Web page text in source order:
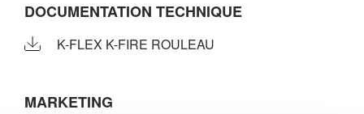
DOCUMENTATION TECHNIQUE
K-FLEX K-FIRE ROULEAU
MARKETING